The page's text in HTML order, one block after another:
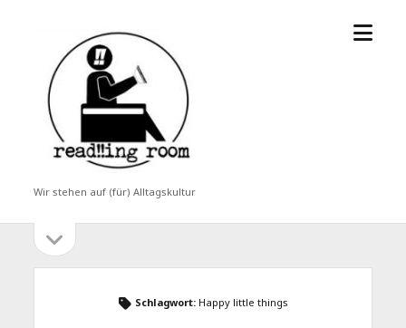
read!!ing
room
Wir stehen auf (für) Alltagskultur
Menü
Seitenleiste
öffnen
Schlagwort: Happy little things